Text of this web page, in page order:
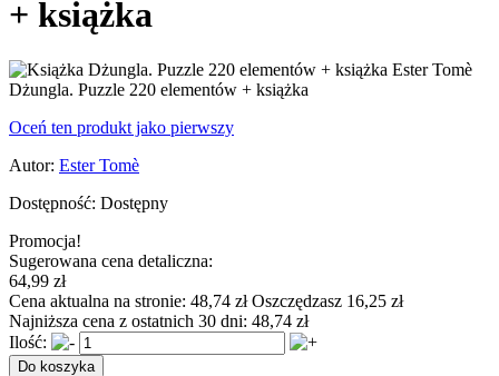
+ książka
Dżungla. Puzzle 220 elementów + książka
Oceń ten produkt jako pierwszy
Autor: Ester Tomè
Dostępność: Dostępny
Promocja!
Sugerowana cena detaliczna:
64,99 zł
Cena aktualna na stronie: 48,74 złOszczędzasz 16,25 zł
Najniższa cena z ostatnich 30 dni: 48,74 zł
Ilość:
Do koszyka